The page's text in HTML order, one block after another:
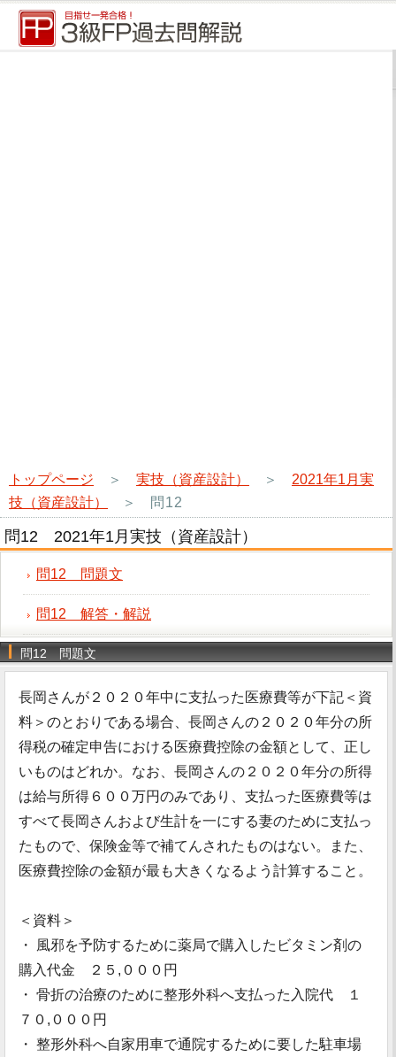
トップページ ＞ 実技（資産設計） ＞ 2021年1月実
技（資産設計）
＞ 問12
問12 2021年1月実技（資産設計）
問12 問題文
問12 解答・解説
問12 問題文
長岡さんが２０２０年中に支払った医療費等が下記＜資
料＞のとおりである場合、長岡さんの２０２０年分の所
得税の確定申告における医療費控除の金額として、正し
いものはどれか。なお、長岡さんの２０２０年分の所得
は給与所得６００万円のみであり、支払った医療費等は
すべて長岡さんおよび生計を一にする妻のために支払っ
たもので、保険金等で補てんされたものはない。また、
医療費控除の金額が最も大きくなるよう計算すること。
＜資料＞
・ 風邪を予防するために薬局で購入したビタミン剤の
購入代金 ２５,０００円
・ 骨折の治療のために整形外科へ支払った入院代 １
７０,０００円
・ 整形外科へ自家用車で通院するために要した駐車場